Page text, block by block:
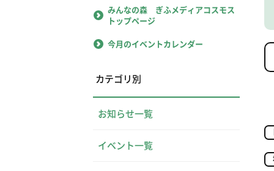
みんなの森 ぎふメディアコスモス
トップページ
今月のイベントカレンダー
カテゴリ別
お知らせ一覧
イベント一覧